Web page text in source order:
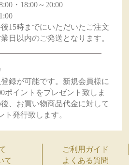
・18:00～20:00
15時までにいただいたご注文
日以内のご発送となります。
録が可能です。新規会員様に
ポイントをプレゼント致しま
、お買い物商品代金に対して
ト発行致します。
ご利用ガイド
て
よくある質問